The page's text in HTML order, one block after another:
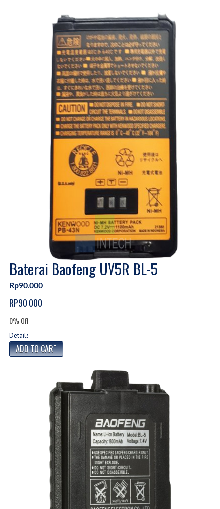
Baterai Baofeng UV5R BL-5
Rp90.000
RP90.000
0% Off
Details